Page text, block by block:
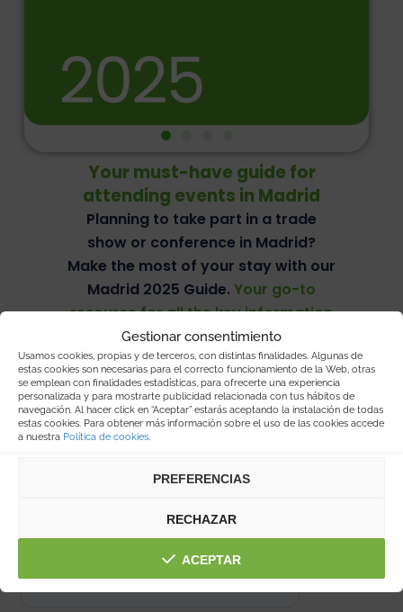
Gestionar consentimiento
Usamos cookies, propias y de terceros, con distintas finalidades. Algunas de
estas cookies son necesarias para el correcto funcionamiento de la Web, otras
se emplean con finalidades estadísticas, para ofrecerte una experiencia
personalizada y para mostrarte publicidad relacionada con tus hábitos de
navegación. Al hacer click en “Aceptar” estarás aceptando la instalación de todas
estas cookies. Para obtener más información sobre el uso de las cookies accede
a nuestra Política de cookies.
ACEPTAR
RECHAZAR
PREFERENCIAS
Your must-have guide for
attending events in Madrid
Planning to take part in a trade
show or conference in Madrid?
Make the most of your stay with our
Madrid 2025 Guide. Your go-to
resource for all the key information
in one place.